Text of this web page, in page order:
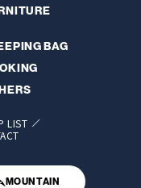
BAG
LIST
MOUNTAIN